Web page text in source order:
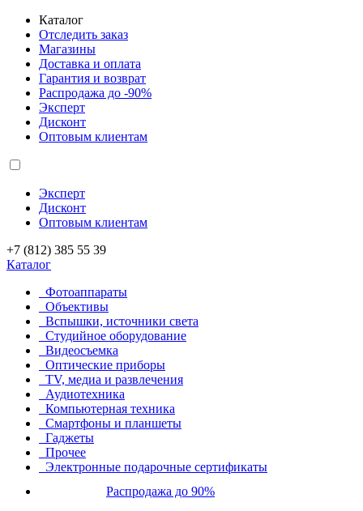
Каталог
Отследить заказ
Магазины
Доставка и оплата
Гарантия и возврат
Распродажа до -90%
Эксперт
Дисконт
Оптовым клиентам
Эксперт
Дисконт
Оптовым клиентам
+7 (812) 385 55 39
Каталог
Фотоаппараты
Объективы
Вспышки, источники света
Студийное оборудование
Видеосъемка
Оптические приборы
TV, медиа и развлечения
Аудиотехника
Компьютерная техника
Смартфоны и планшеты
Гаджеты
Прочее
Электронные подарочные сертификаты
Распродажа до 90%